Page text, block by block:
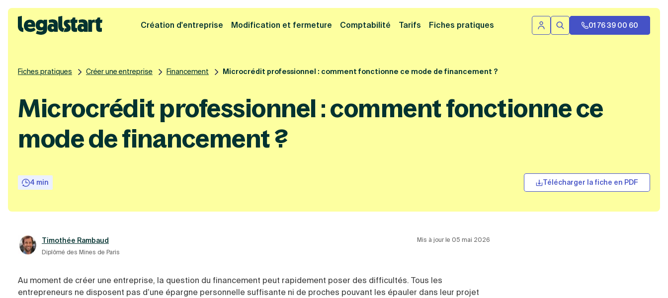
Cliquez ici pour reprendre votre démarche Fermer la bannière
Legalstart
Création d'entreprise Modification et fermeture Comptabilité Tarifs Fiches pratiques Se connecter
Rechercher01 76 39 00 60
Fiches pratiques Créer une entreprise Financement Microcrédit professionnel : comment fonctionne ce mode de financement ?
Microcrédit professionnel : comment fonctionne ce
mode de financement ?
4 min Télécharger la fiche en PDF
Timothée Rambaud
Diplômé des Mines de Paris
Mis à jour le 05 mai 2026
Au moment de créer une entreprise, la question du financement peut rapidement poser des difficultés. Tous les
entrepreneurs ne disposent pas d’une épargne personnelle suffisante ni de proches pouvant les épauler dans leur projet